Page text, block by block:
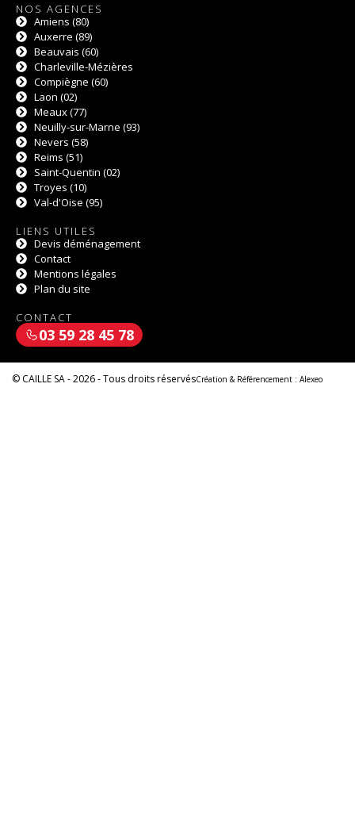
NOS AGENCES
Amiens (80)
Auxerre (89)
Beauvais (60)
Charleville-Mézières
Compiègne (60)
Laon (02)
Meaux (77)
Neuilly-sur-Marne (93)
Nevers (58)
Reims (51)
Saint-Quentin (02)
Troyes (10)
Val-d'Oise (95)
LIENS UTILES
Devis déménagement
Contact
Mentions légales
Plan du site
CONTACT
03 59 28 45 78
© CAILLE SA - 2026 - Tous droits réservésCréation & Référencement : Alexeo